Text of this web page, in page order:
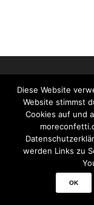
Vertrag
Diese Website
Website stimmst
Cookies auf und
werden Links zu
OK